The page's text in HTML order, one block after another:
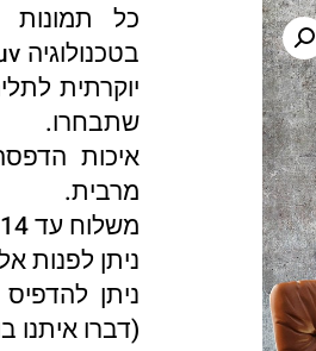
כל תמונות
יוקרתית
שתבחרו.
מרבית.
משלוח עד 14 ימי עסקים (איסוף עצמי 3 ימי עסקים).
ניתן לפנות
ניתן
(דברו איתנו